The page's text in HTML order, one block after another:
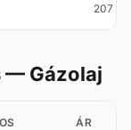
207
— Gázolaj
ÁR